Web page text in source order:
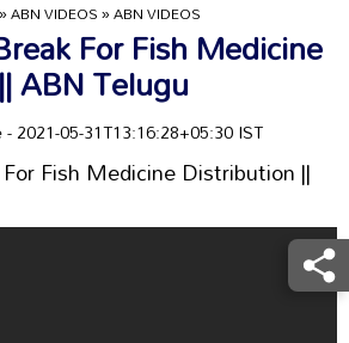
»ABN VIDEOS»ABN VIDEOS
For Fish Medicine
ABN Telugu
2021-05-31T13:16:28+05:30 IST
Fish Medicine Distribution ||